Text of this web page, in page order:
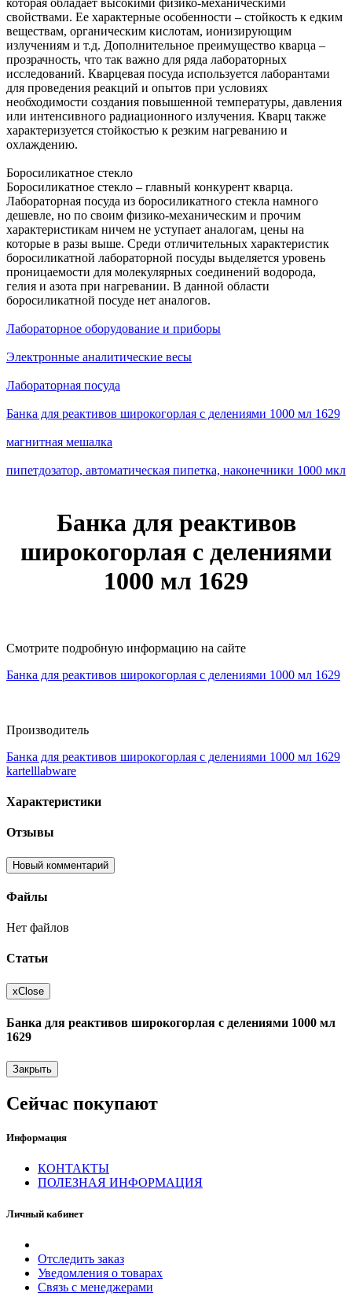
которая обладает высокими физико-механическими
свойствами. Ее характерные особенности – стойкость к едким
веществам, органическим кислотам, ионизирующим
излучениям и т.д. Дополнительное преимущество кварца –
прозрачность, что так важно для ряда лабораторных
исследований. Кварцевая посуда используется лаборантами
для проведения реакций и опытов при условиях
необходимости создания повышенной температуры, давления
или интенсивного радиационного излучения. Кварц также
характеризуется стойкостью к резким нагреванию и
охлаждению.
Боросиликатное стекло
Боросиликатное стекло – главный конкурент кварца.
Лабораторная посуда из боросиликатного стекла намного
дешевле, но по своим физико-механическим и прочим
характеристикам ничем не уступает аналогам, цены на
которые в разы выше. Среди отличительных характеристик
боросиликатной лабораторной посуды выделяется уровень
проницаемости для молекулярных соединений водорода,
гелия и азота при нагревании. В данной области
боросиликатной посуде нет аналогов.
Лабораторное оборудование и приборы
Электронные аналитические весы
Лабораторная посуда
Банка для реактивов широкогорлая с делениями 1000 мл 1629
магнитная мешалка
пипетдозатор, автоматическая пипетка, наконечники 1000 мкл
Банка для реактивов
широкогорлая с делениями
1000 мл 1629
Смотрите подробную информацию на сайте
Банка для реактивов широкогорлая с делениями 1000 мл 1629
Производитель
Банка для реактивов широкогорлая с делениями 1000 мл 1629
kartelllabware
Характеристики
Отзывы
Новый комментарий
Файлы
Нет файлов
Статьи
xClose
Банка для реактивов широкогорлая с делениями 1000 мл
1629
Закрыть
Сейчас покупают
Информация
КОНТАКТЫ
ПОЛЕЗНАЯ ИНФОРМАЦИЯ
Личный кабинет
Отследить заказ
Уведомления о товарах
Связь с менеджерами